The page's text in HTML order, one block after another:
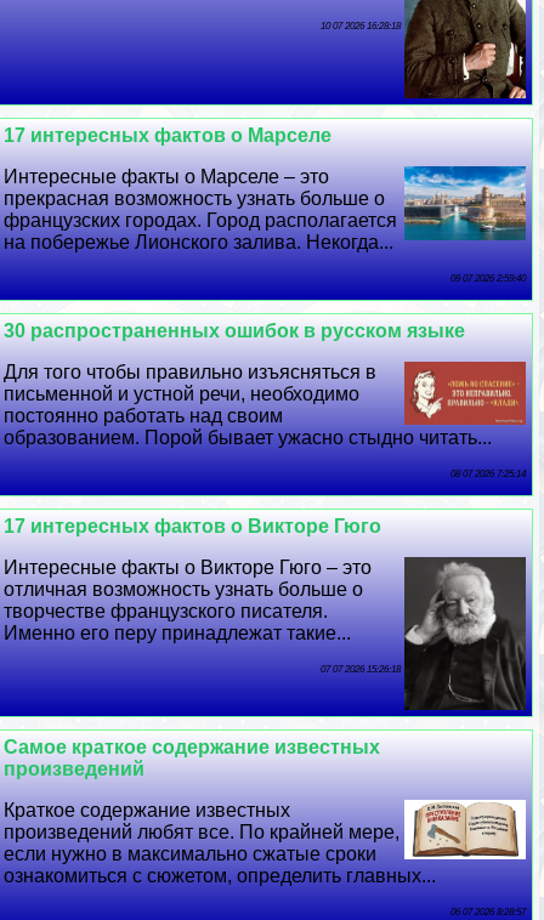
10 07 2026 16:28:18
17 интересных фактов о Марселе
Интересные факты о Марселе – это
прекрасная возможность узнать больше о
французских городах. Город располагается
на побережье Лионского залива. Некогда...
09 07 2026 2:59:40
30 распространенных ошибок в русском языке
Для того чтобы правильно изъясняться в
письменной и устной речи, необходимо
постоянно работать над своим
образованием. Порой бывает ужасно стыдно читать...
08 07 2026 7:25:14
17 интересных фактов о Викторе Гюго
Интересные факты о Викторе Гюго – это
отличная возможность узнать больше о
творчестве французского писателя.
Именно его перу принадлежат такие...
07 07 2026 15:26:18
Самое краткое содержание известных
произведений
Краткое содержание известных
произведений любят все. По крайней мере,
если нужно в максимально сжатые сроки
ознакомиться с сюжетом, определить главных...
06 07 2026 8:28:57